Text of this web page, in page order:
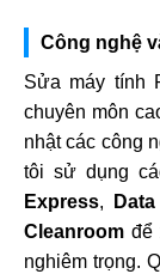
Công nghệ
Sửa máy tính
chuyên môn
nhật các công
tôi sử dụng
Express,
Cleanroom để
nghiêm trọng.